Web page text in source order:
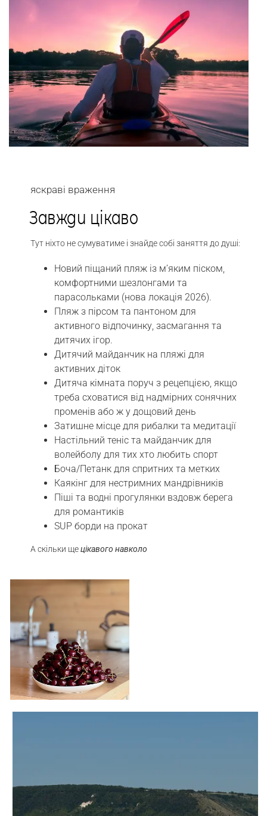
яскраві враження
Завжди цікаво
Тут ніхто не сумуватиме і знайде собі заняття до душі:
Новий піщаний пляж із м’яким піском,
комфортними шезлонгами та
парасольками (нова локація 2026).
Пляж з пірсом та пантоном для
активного відпочинку, засмагання та
дитячих ігор.
Дитячий майданчик на пляжі для
активних діток
Дитяча кімната поруч з рецепцією, якщо
треба сховатися від надмірних сонячних
променів або ж у дощовий день
Затишне місце для рибалки та медитації
Настільний теніс та майданчик для
волейболу для тих хто любить спорт
Боча/Петанк для спритних та метких
Каякінг для нестримних мандрівників
Піші та водні прогулянки вздовж берега
для романтиків
SUP борди на прокат
А скільки щецікавого навколо